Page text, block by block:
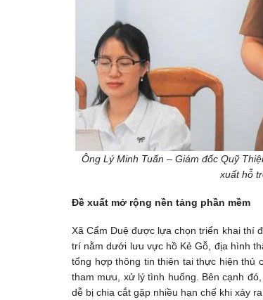
Ông Lý Minh Tuấn – Giám đốc Quỹ
xuất hỗ
Đề xuất mở rộng nền tảng phần mềm
Xã Cẩm Duệ được lựa chọn triển khai thí
trí nằm dưới lưu vực hồ Kẻ Gỗ, địa hình
tổng hợp thông tin thiên tai thực hiện thủ
tham mưu, xử lý tình huống. Bên cạnh
dễ bị chia cắt gặp nhiều hạn chế khi xảy